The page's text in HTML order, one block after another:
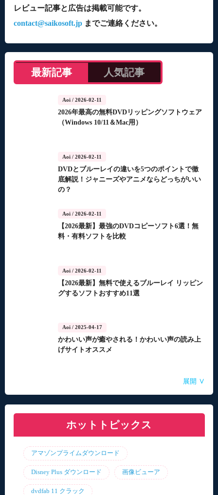
レビュー記事と広告は掲載可能です。
contact@saikosoft.jpまでご連絡ください。
最新記事 人気記事
Aoi/ 2026-02-11
2026年最高の無料DVDリッピングソフトウェア
（Windows 10/11＆Mac用）
Aoi/ 2026-02-11
DVDとブルーレイの違いを5つのポイントで徹
底解説！ジャニーズやアニメならどっちがいい
の？
Aoi/ 2026-02-11
【2026最新】最強のDVDコピーソフト6選！無
料・有料ソフトを比較
Aoi/ 2026-02-11
【2026最新】無料で使えるブルーレイ リッピン
グするソフトおすすめ11選
Aoi/ 2025-04-17
かわいい声が癒やされる！かわいい声の読み上
げサイトオススメ
自動音声読み上げ無料ツールランキング！使い
やすさと機能を比較
【2026年最新】合成音声のフリーソフト・サイ
ト・アプリおすすめ7選！
【2026年更新】AI音声読み上げソフト・サイ
ト・アプリ8選！【無料】
【2026最新】TuneFabの使い方・評判・違法性
をご紹介！最優の代替品は？
【2026最新】ひまわり動画のダウンロード方法
展開 ∨
ホットトピックス
アマゾンプライムダウンロード
Disney Plus ダウンロード 画像ビューア
dvdfab 11 クラック